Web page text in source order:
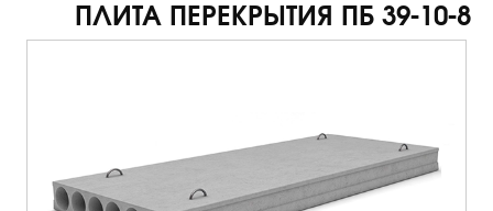
ПЛИТА ПЕРЕКРЫТИЯ ПБ 39-10-8